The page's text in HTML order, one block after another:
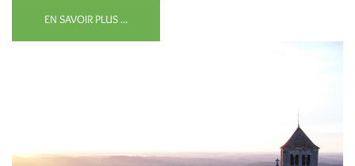
EN SAVOIR PLUS ...